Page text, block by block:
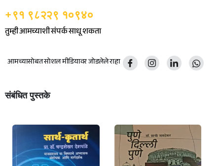
+९१ ९८२२९ १०९४०
तुम्ही आमच्याशी संपर्क साधू शकता
आमच्यासोबत सोशल मीडियावर जोडलेले राहा
संबंधित पुस्तके